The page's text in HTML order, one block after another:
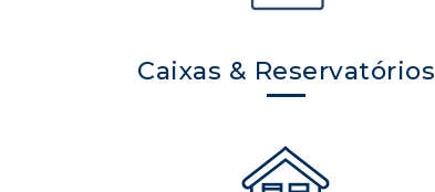
Caixas & Reservatórios